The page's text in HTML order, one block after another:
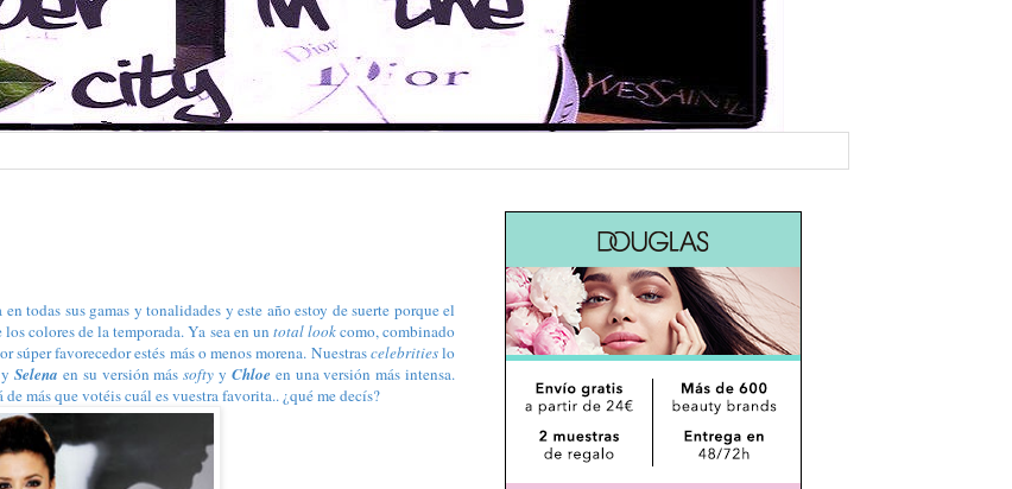
todas sus gamas y tonalidades y este año estoy de suerte porque el
colores de la temporada. Ya sea en un total lookcomo, combinado
favorecedor estés más o menos morena. Nuestrascelebritieslo
ySelena en su versión mássoftyy Chloe en una versión más intensa.
más que votéis cuál es vuestra favorita.. ¿qué me decís?